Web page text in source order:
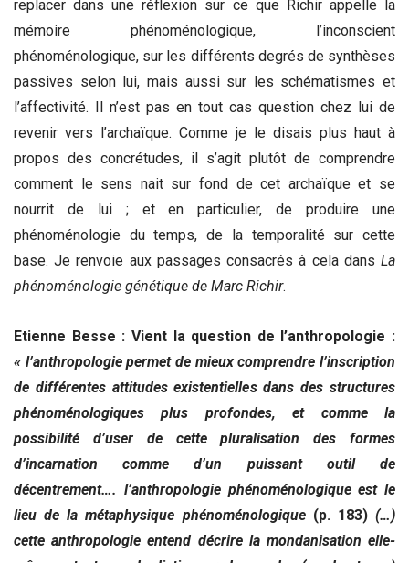
replacer dans une réflexion sur ce que Richir appelle la
mémoire phénoménologique, l’inconscient
phénoménologique, sur les différents degrés de synthèses
passives selon lui, mais aussi sur les schématismes et
l’affectivité. Il n’est pas en tout cas question chez lui de
revenir vers l’archaïque. Comme je le disais plus haut à
propos des concrétudes, il s’agit plutôt de comprendre
comment le sens nait sur fond de cet archaïque et se
nourrit de lui ; et en particulier, de produire une
phénoménologie du temps, de la temporalité sur cette
base. Je renvoie aux passages consacrés à cela dans La
phénoménologie génétique de Marc Richir.
Etienne Besse : Vient la question de l’anthropologie :
« l’anthropologie permet de mieux comprendre l’inscription
de différentes attitudes existentielles dans des structures
phénoménologiques plus profondes, et comme la
possibilité d’user de cette pluralisation des formes
d’incarnation comme d’un puissant outil de
décentrement…. l’anthropologie phénoménologique est le
lieu de la métaphysique phénoménologique (p. 183)(…)
cette anthropologie entend décrire la mondanisation elle-